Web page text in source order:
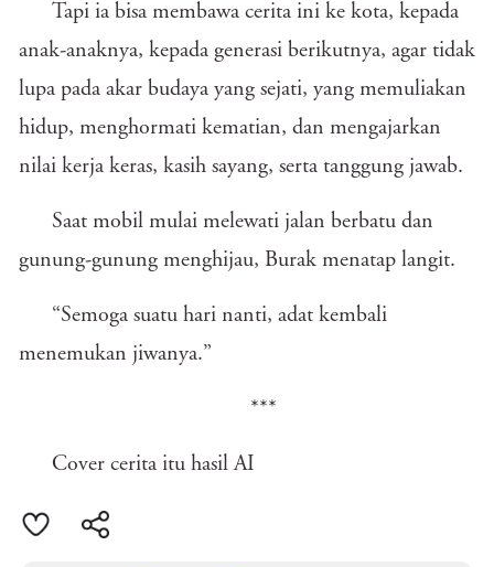
Tapi ia bisa membawa cerita ini ke kota, kepada
anak-anaknya, kepada generasi berikutnya, agar tidak
lupa pada akar budaya yang sejati, yang memuliakan
hidup, menghormati kematian, dan mengajarkan
nilai kerja keras, kasih sayang, serta tanggung jawab.
Saat mobil mulai melewati jalan berbatu dan
gunung-gunung menghijau, Burak menatap langit.
“Semoga suatu hari nanti, adat kembali
menemukan jiwanya.”
***
Cover cerita itu hasil AI